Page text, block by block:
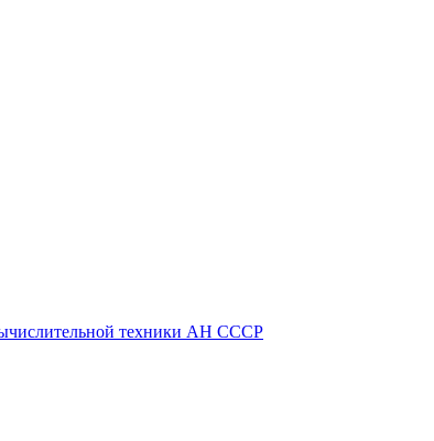
техники АН СССР